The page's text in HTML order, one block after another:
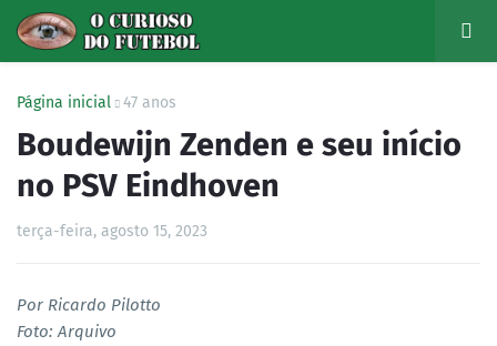
Página inicial 47 anos
Boudewijn Zenden e seu início
no PSV Eindhoven
terça-feira, agosto 15, 2023
Por Ricardo Pilotto
Foto: Arquivo